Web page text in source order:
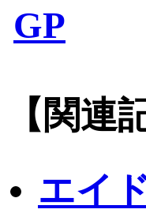
GP
【関連
エイ